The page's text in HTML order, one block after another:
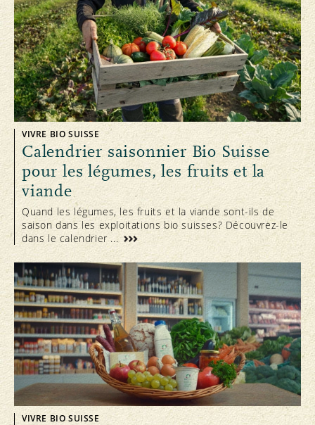
VIVRE BIO SUISSE
Calendrier saisonnier Bio Suisse
pour les légumes, les fruits et la
viande
Quand les légumes, les fruits et la viande sont-ils de
saison dans les exploitations bio suisses? Découvrez-le
dans le calendrier ...
VIVRE BIO SUISSE